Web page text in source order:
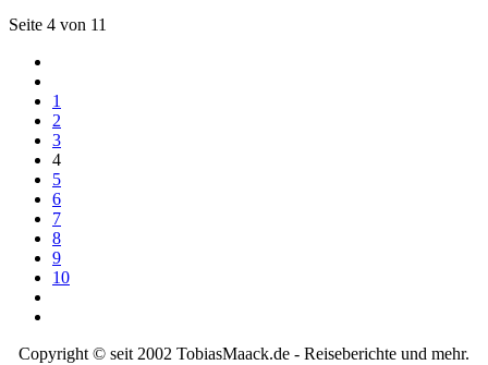
Seite 4 von 11
1
2
3
4
5
6
7
8
9
10
Copyright © seit 2002 TobiasMaack.de - Reiseberichte und mehr.